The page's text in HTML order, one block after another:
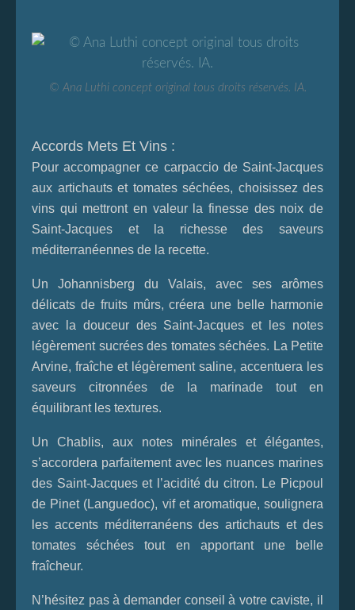
© Ana Luthi concept original tous droits réservés. IA.
Accords Mets Et Vins :
Pour accompagner ce carpaccio de Saint-Jacques
aux artichauts et tomates séchées, choisissez des
vins qui mettront en valeur la finesse des noix de
Saint-Jacques et la richesse des saveurs
méditerranéennes de la recette.
Un Johannisberg du Valais, avec ses arômes
délicats de fruits mûrs, créera une belle harmonie
avec la douceur des Saint-Jacques et les notes
légèrement sucrées des tomates séchées. La Petite
Arvine, fraîche et légèrement saline, accentuera les
saveurs citronnées de la marinade tout en
équilibrant les textures.
Un Chablis, aux notes minérales et élégantes,
s’accordera parfaitement avec les nuances marines
des Saint-Jacques et l’acidité du citron. Le Picpoul
de Pinet (Languedoc), vif et aromatique, soulignera
les accents méditerranéens des artichauts et des
tomates séchées tout en apportant une belle
fraîcheur.
N’hésitez pas à demander conseil à votre caviste, il